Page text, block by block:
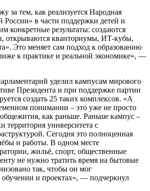
за тем, как реализуется Народная
в части поддержки детей и
конкретные результаты: создаются
открываются кванториумы, ИТ-кубы,
Это меняет сам подход к образованию
к практике и реальной экономике», —
уделил кампусам мирового
Президента и при поддержке партии
создать 25 таких комплексов. «А
понимании – это уже не просто
как раньше. Раньше кампус –
территория университета с
Сегодня это полноценная
и работы. В одном месте
жильё, спорт, общественные
не нужно тратить время на бытовые
так, чтобы он мог
обучении и проектах», — подчеркнул